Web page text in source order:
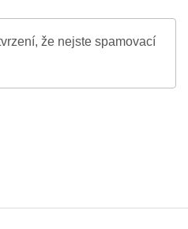
že nejste spamovací